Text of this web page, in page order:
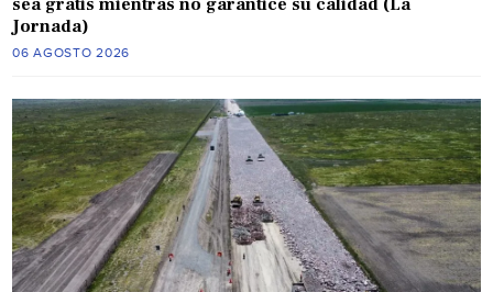
sea gratis mientras no garantice su calidad (La
Jornada)
06 AGOSTO 2026